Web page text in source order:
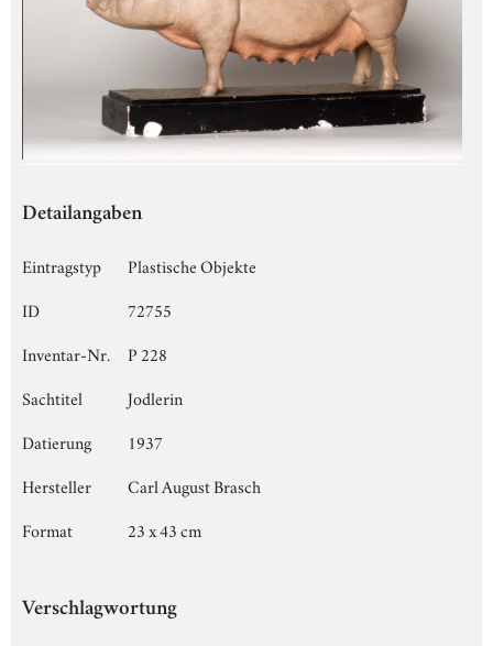
Detailangaben
Eintragstyp
Plastische Objekte
ID
72755
Inventar-Nr.
P 228
Sachtitel
Jodlerin
Datierung
1937
Hersteller
Carl August Brasch
Format
23 x 43 cm
Verschlagwortung